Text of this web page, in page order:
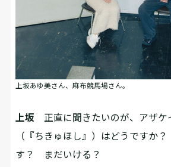
上坂あゆ美さん、麻布競馬場さん。
上坂 正直に聞きたいのが、アザケ
（『ちきゅほし』）はどうですか
す？ まだいける？